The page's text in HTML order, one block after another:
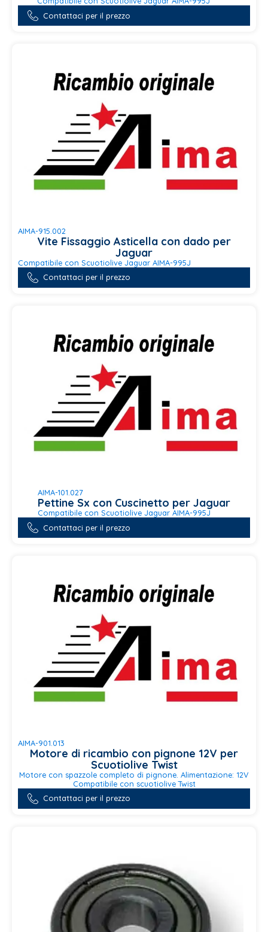
Contattaci per il prezzo
AIMA-915.002
Vite Fissaggio Asticella con dado per
Jaguar
Compatibile con Scuotiolive Jaguar AIMA-995J
Contattaci per il prezzo
AIMA-101.027
Pettine Sx con Cuscinetto per Jaguar
Compatibile con Scuotiolive Jaguar AIMA-995J
Contattaci per il prezzo
AIMA-901.013
Motore di ricambio con pignone 12V per
Scuotiolive Twist
Motore con spazzole completo di pignone. Alimentazione: 12V
Compatibile con scuotiolive Twist
Contattaci per il prezzo